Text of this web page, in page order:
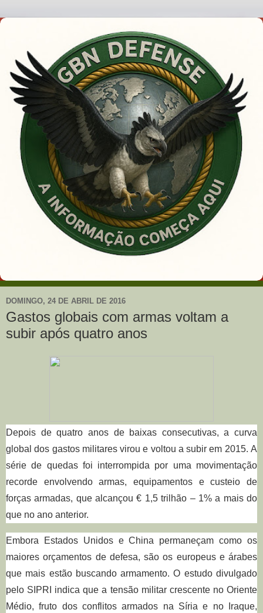
DOMINGO, 24 DE ABRIL DE 2016
Gastos globais com armas voltam a
subir após quatro anos
Depois de quatro anos de baixas consecutivas, a curva
global dos gastos militares virou e voltou a subir em 2015. A
série de quedas foi interrompida por uma movimentação
recorde envolvendo armas, equipamentos e custeio de
forças armadas, que alcançou € 1,5 trilhão – 1% a mais do
que no ano anterior.
Embora Estados Unidos e China permaneçam como os
maiores orçamentos de defesa, são os europeus e árabes
que mais estão buscando armamento. O estudo divulgado
pelo SIPRI indica que a tensão militar crescente no Oriente
Médio, fruto dos conflitos armados na Síria e no Iraque,